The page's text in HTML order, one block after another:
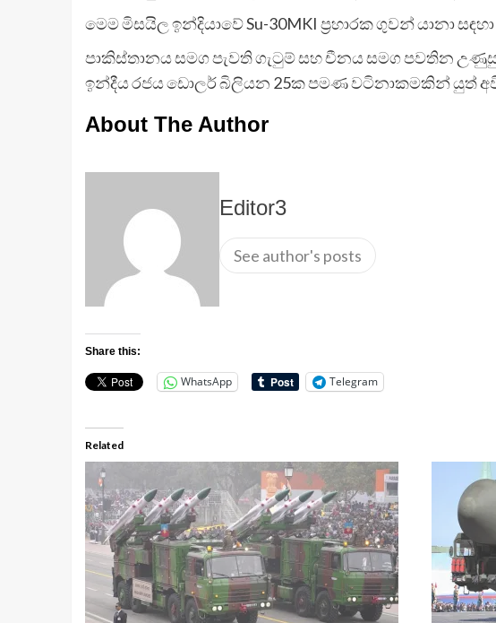
මෙම මිසයිල ඉන්දියාවේ Su-30MKI ප්‍රහාරක ගුවන් යානා
පාකිස්තානය සමග පැවති ගැටුම් සහ චීනය සමග පවතින
ඉන්දීය රජය ඩොලර් බිලියන 25ක පමණ වටිනාකමකින් යුත්
About The Author
Editor3
See author's posts
Share this:
WhatsApp Telegram
Related